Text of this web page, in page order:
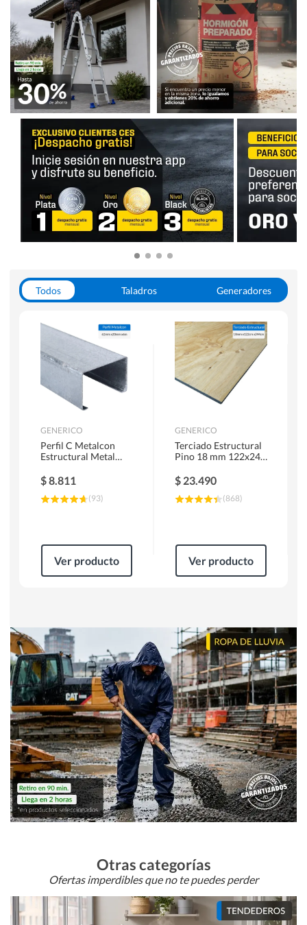
Todos Taladros
Generadores
Herramientas Manuales
Sierras Circulares
GENERICO
Perfil C Metalcon
Estructural Metal
$8.811
(93)
Ver producto
GENERICO
Terciado Estructural
Pino 18 mm 122x244
$ 23.490
(868)
Ver producto
Otras categorías
Ofertas imperdibles que no te puedes perder